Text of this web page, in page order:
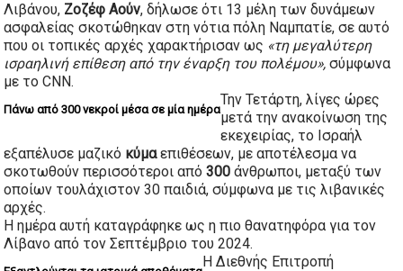
Λιβάνου, Ζοζέφ Αούν, δήλωσε ότι 13 μέλη των δυνάμεων
ασφαλείας σκοτώθηκαν στη νότια πόλη Ναμπατίε, σε αυτό
που οι τοπικές αρχές χαρακτήρισαν ως «τη μεγαλύτερη
ισραηλινή επίθεση από την έναρξη του πολέμου»,σύμφωνα
με το CNN.
Πάνω από 300 νεκροί μέσα σε μία ημέρα
Την Τετάρτη, λίγες ώρες
μετά την ανακοίνωση της
εκεχειρίας, το Ισραήλ
εξαπέλυσε μαζικό κύμαεπιθέσεων, με αποτέλεσμα να
σκοτωθούν περισσότεροι από300 άνθρωποι, μεταξύ των
οποίων τουλάχιστον 30 παιδιά, σύμφωνα με τις λιβανικές
αρχές.
Η ημέρα αυτή καταγράφηκε ως η πιο θανατηφόρα για τον
Λίβανο από τον Σεπτέμβριο του 2024.
Η Διεθνής Επιτροπή